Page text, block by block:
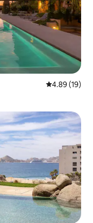
5 ರಲ್ಲಿ 4.89
4.89 (19)